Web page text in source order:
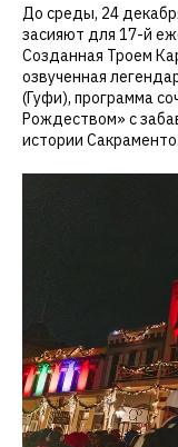
До среды, 24
засияют для 17-й
Созданная Троем
озвученная
(Гуфи), программа
Рождеством» с
истории Сакраменто.